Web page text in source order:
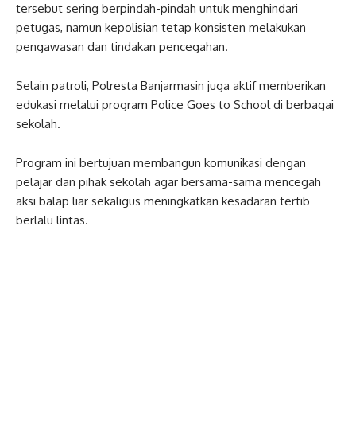
tersebut sering berpindah-pindah untuk menghindari
petugas, namun kepolisian tetap konsisten melakukan
pengawasan dan tindakan pencegahan.
Selain patroli, Polresta Banjarmasin juga aktif memberikan
edukasi melalui program Police Goes to School di berbagai
sekolah.
Program ini bertujuan membangun komunikasi dengan
pelajar dan pihak sekolah agar bersama-sama mencegah
aksi balap liar sekaligus meningkatkan kesadaran tertib
berlalu lintas.